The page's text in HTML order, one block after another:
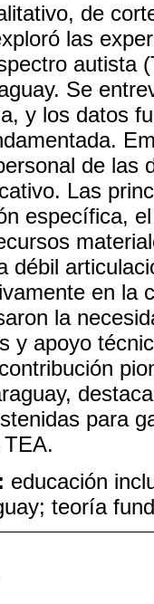
de
las
autista
Se
y los datos
de las
Las
específica,
débil
en la
la
y apoyo
para
educación
teoría